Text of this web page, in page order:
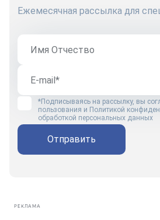
Ежемесячная рассылка для
*Подписываясь на рассылку, вы
пользования и Политикой
обработкой персональных данных
Отправить
РЕКЛАМА